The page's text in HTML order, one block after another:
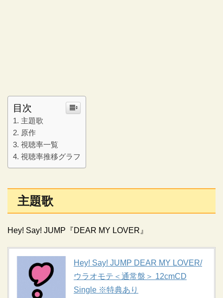
目次
主題歌
原作
視聴率一覧
視聴率推移グラフ
主題歌
Hey! Say! JUMP『DEAR MY LOVER』
Hey! Say! JUMP DEAR MY LOVER/
ウラオモテ＜通常盤＞ 12cmCD
Single ※特典あり